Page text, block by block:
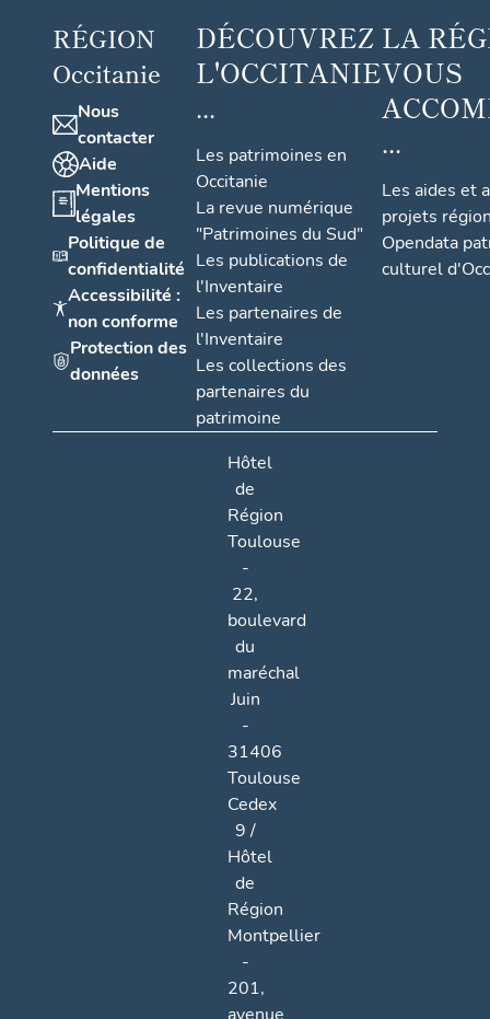
RÉGION
Occitanie
Nous
contacter
Aide
Mentions
légales
Politique de
confidentialité
Accessibilité :
non conforme
Protection des
données
DÉCOUVREZ
L'OCCITANIE
...
Les patrimoines en
Occitanie
La revue numérique
"Patrimoines du Sud"
Les publications de
l'Inventaire
Les partenaires de
l'Inventaire
Les collections des
partenaires du
patrimoine
LA
VOUS
...
Les aides et
projets
Opendata
culturel
Hôtel
de
Région
Toulouse
-
22,
boulevard
du
maréchal
Juin
-
31406
Toulouse
Cedex
9 /
Hôtel
de
Région
Montpellier
-
201,